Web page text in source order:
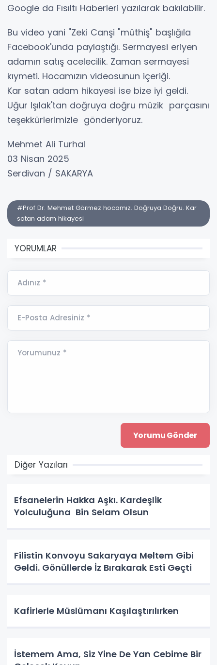
Google da Fısıltı Haberleri yazılarak bakılabilir.
Bu video yani "Zeki Canşi "müthiş" başlığıla
Facebook'unda paylaştığı. Sermayesi eriyen
adamın satış acelecilik. Zaman sermayesi
kıymeti. Hocamızın videosunun içeriği.
Kar satan adam hikayesi ise bize iyi geldi.
Uğur Işılak'tan doğruya doğru müzik parçasını
teşekkürlerimizle gönderiyoruz.
Mehmet Ali Turhal
03 Nisan 2025
Serdivan / SAKARYA
#Prof Dr. Mehmet Görmez hocamız. Doğruya Doğru. Kar
satan adam hikayesi
YORUMLAR
Adınız *
E-Posta Adresiniz *
Yorumunuz *
Diğer Yazıları
Efsanelerin Hakka Aşkı. Kardeşlik
Yolculuğuna Bin Selam Olsun
Filistin Konvoyu Sakaryaya Meltem Gibi
Geldi. Gönüllerde İz Bırakarak Esti Geçti
Kafirlerle Müslümanı Kaşılaştırılırken
İstemem Ama, Siz Yine De Yan Cebime Bir